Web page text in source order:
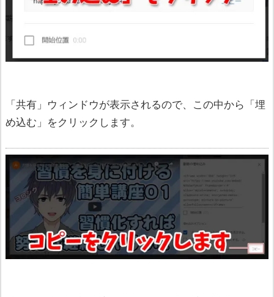
「共有」ウィンドウが表示されるので、この中から「埋
め込む」をクリックします。